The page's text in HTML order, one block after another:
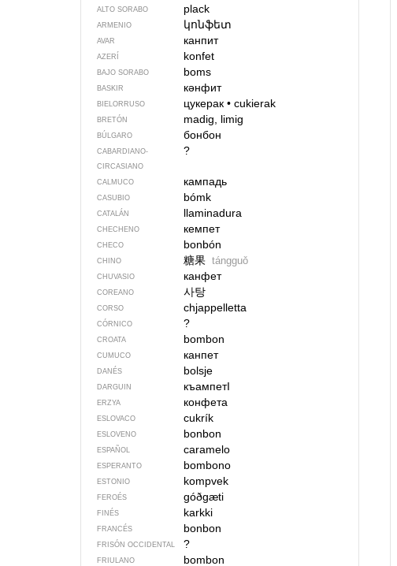
ALTO SORABO plack
ARMENIO կոնֆետ
AVAR канпит
AZERÍ konfet
BAJO SORABO boms
BASKIR кәнфит
BIELORRUSO цукерак •cukierak
BRETÓN madig, limig
BÚLGARO бонбон
CABARDIANO-
CIRCASIANO
?
CALMUCO кампадь
CASUBIO bómk
CATALÁN llaminadura
CHECHENO кемпет
CHECO bonbón
CHINO 糖果 tángguǒ
CHUVASIO канфет
COREANO 사탕
CORSO chjappelletta
CÓRNICO ?
CROATA bombon
CUMUCO канпет
DANÉS bolsje
DARGUIN къампетI
ERZYA конфета
ESLOVACO cukrík
ESLOVENO bonbon
ESPAÑOL caramelo
ESPERANTO bombono
ESTONIO kompvek
FEROÉS góðgæti
FINÉS karkki
FRANCÉS bonbon
FRISÓN OCCIDENTAL ?
FRIULANO bombon